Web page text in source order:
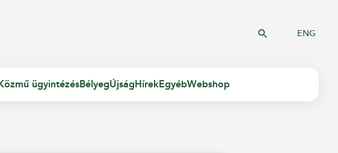
ENG
ügyintézésBélyegÚjság HírekEgyébWebshop